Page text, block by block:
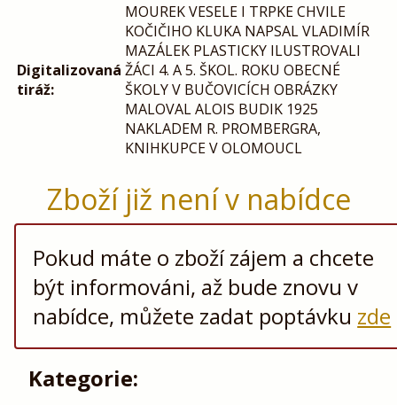
Digitalizovaná
tiráž:
MOUREK VESELE I TRPKE CHVILE
KOČIČIHO KLUKA NAPSAL VLADIMÍR
MAZÁLEK PLASTICKY ILUSTROVALI
ŽÁCI 4. A 5. ŠKOL. ROKU OBECNÉ
ŠKOLY V BUČOVICÍCH OBRÁZKY
MALOVAL ALOIS BUDIK 1925
NAKLADEM R. PROMBERGRA,
KNIHKUPCE V OLOMOUCL
Zboží již není v nabídce
Pokud máte o zboží zájem a chcete
být informováni, až bude znovu v
nabídce, můžete zadat poptávku zde
Kategorie: